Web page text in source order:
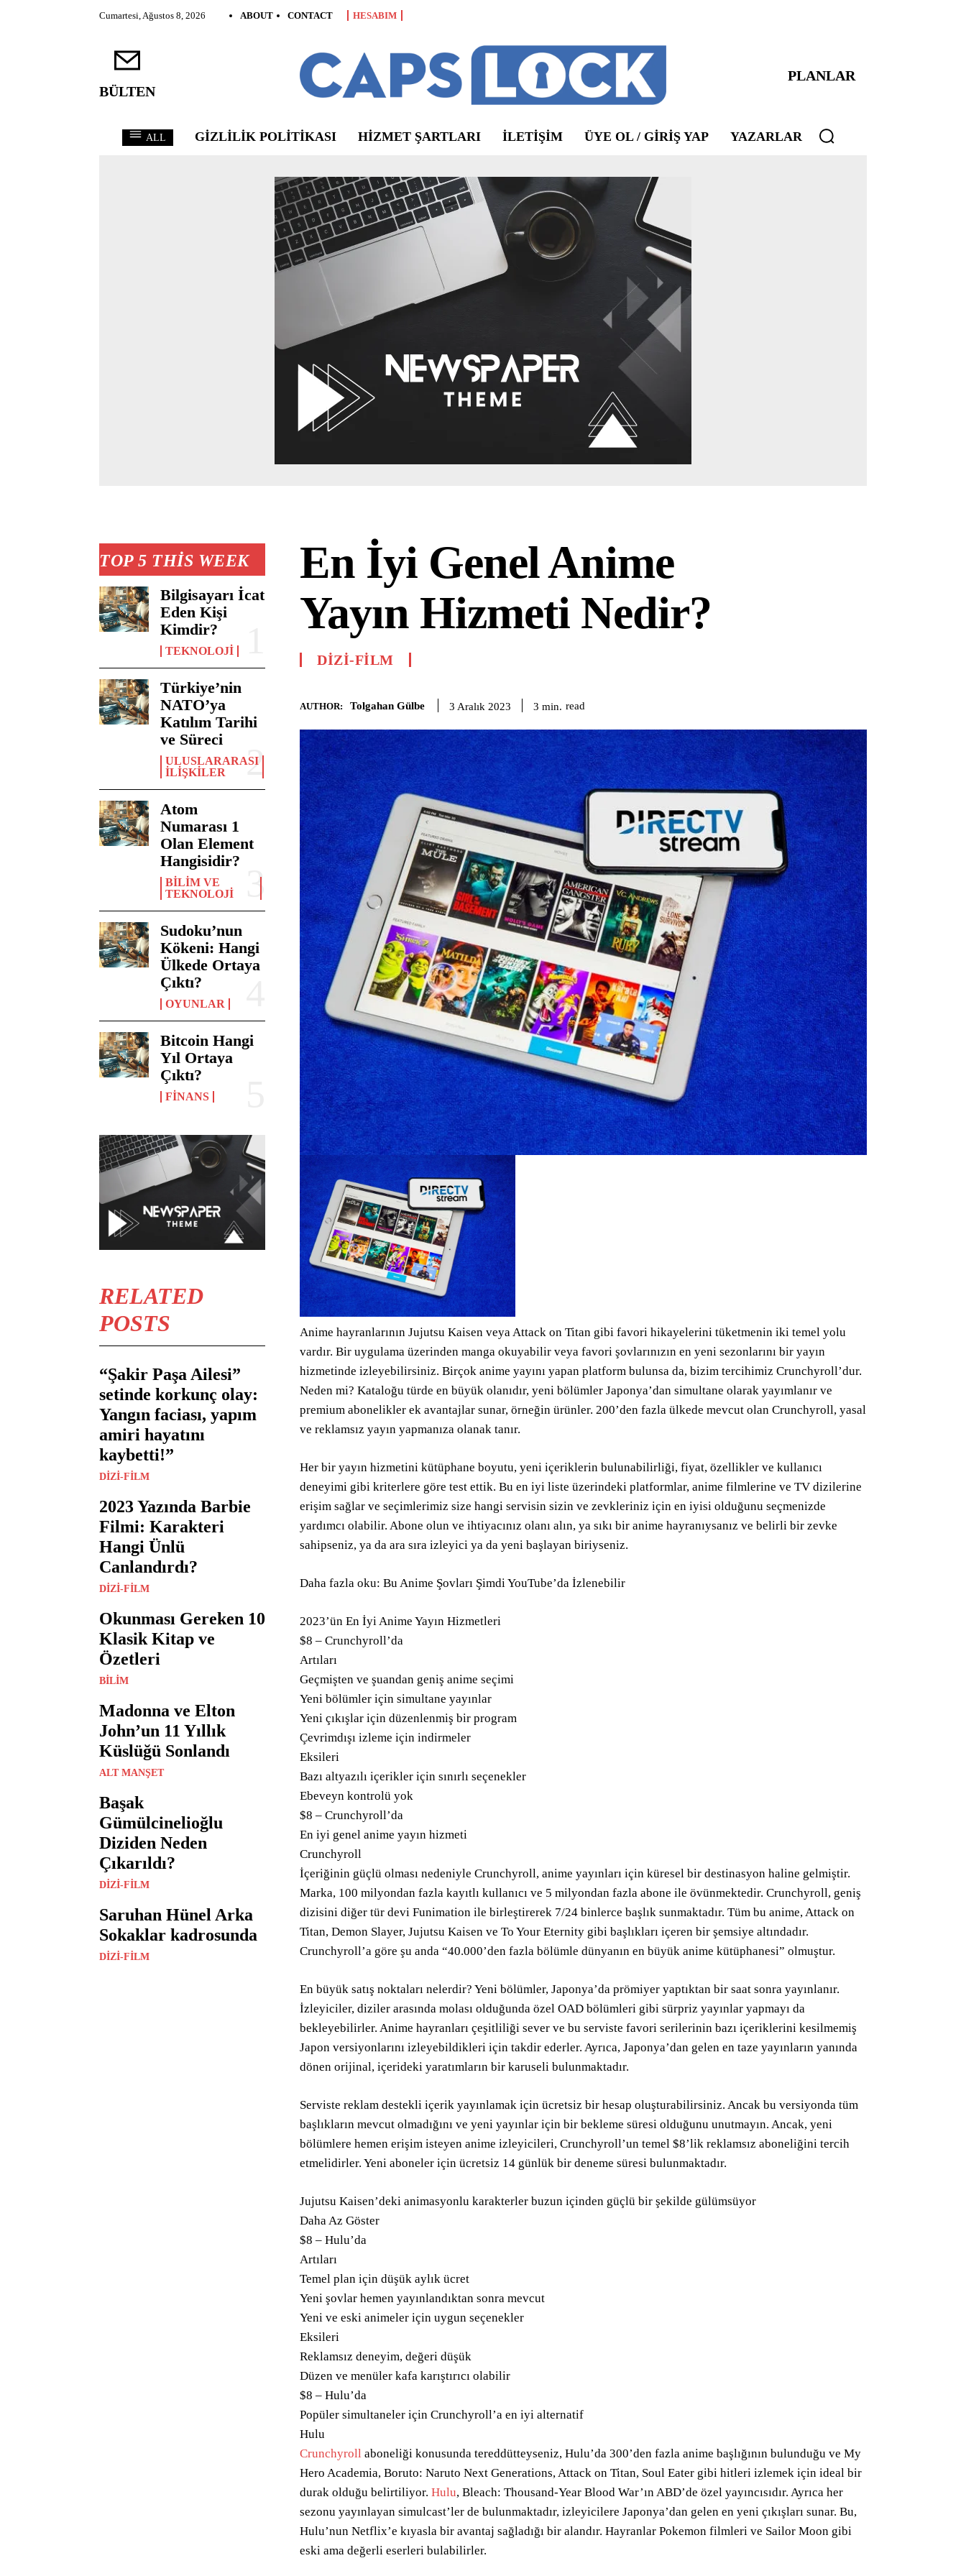
Cumartesi, Ağustos 8, 2026 ABOUT CONTACT HESABIM
BÜLTEN
PLANLAR
ALL GIZLILIK POLITIKASI HIZMET ŞARTLARI ILETIŞIM ÜYE OL / GIRIŞ YAP YAZARLAR
TOP 5 THIS WEEK
Bilgisayarı İcat
Eden Kişi
Kimdir?
TEKNOLOJI
Türkiye’nin
NATO’ya
Katılım Tarihi
ve Süreci
ULUSLARARASI
İLIŞKILER
Atom
Numarası 1
Olan Element
Hangisidir?
BILIM VE
TEKNOLOJI
Sudoku’nun
Kökeni: Hangi
Ülkede Ortaya
Çıktı?
OYUNLAR
Bitcoin Hangi
Yıl Ortaya
Çıktı?
FINANS
RELATED
POSTS
“Şakir Paşa Ailesi”
setinde korkunç olay:
Yangın faciası, yapım
amiri hayatını
kaybetti!”
DIZI-FILM
2023 Yazında Barbie
Filmi: Karakteri
Hangi Ünlü
Canlandırdı?
DIZI-FILM
Okunması Gereken 10
Klasik Kitap ve
Özetleri
BILIM
Madonna ve Elton
John’un 11 Yıllık
Küslüğü Sonlandı
ALT MANŞET
Başak
Gümülcinelioğlu
Diziden Neden
Çıkarıldı?
DIZI-FILM
Saruhan Hünel Arka
Sokaklar kadrosunda
DIZI-FILM
En İyi Genel Anime
Yayın Hizmeti Nedir?
DIZI-FILM
AUTHOR: Tolgahan Gülbe 3 Aralık 2023 3 min. read
Anime hayranlarının Jujutsu Kaisen veya Attack on Titan gibi favori hikayelerini tüketmenin iki temel yolu
vardır. Bir uygulama üzerinden manga okuyabilir veya favori şovlarınızın en yeni sezonlarını bir yayın
hizmetinde izleyebilirsiniz. Birçok anime yayını yapan platform bulunsa da, bizim tercihimiz Crunchyroll’dur.
Neden mi? Kataloğu türde en büyük olanıdır, yeni bölümler Japonya’dan simultane olarak yayımlanır ve
premium abonelikler ek avantajlar sunar, örneğin ürünler. 200’den fazla ülkede mevcut olan Crunchyroll, yasal
ve reklamsız yayın yapmanıza olanak tanır.
Her bir yayın hizmetini kütüphane boyutu, yeni içeriklerin bulunabilirliği, fiyat, özellikler ve kullanıcı
deneyimi gibi kriterlere göre test ettik. Bu en iyi liste üzerindeki platformlar, anime filmlerine ve TV dizilerine
erişim sağlar ve seçimlerimiz size hangi servisin sizin ve zevkleriniz için en iyisi olduğunu seçmenizde
yardımcı olabilir. Abone olun ve ihtiyacınız olanı alın, ya sıkı bir anime hayranıysanız ve belirli bir zevke
sahipseniz, ya da ara sıra izleyici ya da yeni başlayan biriyseniz.
Daha fazla oku: Bu Anime Şovları Şimdi YouTube’da İzlenebilir
2023’ün En İyi Anime Yayın Hizmetleri
$8 – Crunchyroll’da
Artıları
Geçmişten ve şuandan geniş anime seçimi
Yeni bölümler için simultane yayınlar
Yeni çıkışlar için düzenlenmiş bir program
Çevrimdışı izleme için indirmeler
Eksileri
Bazı altyazılı içerikler için sınırlı seçenekler
Ebeveyn kontrolü yok
$8 – Crunchyroll’da
En iyi genel anime yayın hizmeti
Crunchyroll
İçeriğinin güçlü olması nedeniyle Crunchyroll, anime yayınları için küresel bir destinasyon haline gelmiştir.
Marka, 100 milyondan fazla kayıtlı kullanıcı ve 5 milyondan fazla abone ile övünmektedir. Crunchyroll, geniş
dizisini diğer tür devi Funimation ile birleştirerek 7/24 binlerce başlık sunmaktadır. Tüm bu anime, Attack on
Titan, Demon Slayer, Jujutsu Kaisen ve To Your Eternity gibi başlıkları içeren bir şemsiye altındadır.
Crunchyroll’a göre şu anda “40.000’den fazla bölümle dünyanın en büyük anime kütüphanesi” olmuştur.
En büyük satış noktaları nelerdir? Yeni bölümler, Japonya’da prömiyer yaptıktan bir saat sonra yayınlanır.
İzleyiciler, diziler arasında molası olduğunda özel OAD bölümleri gibi sürpriz yayınlar yapmayı da
bekleyebilirler. Anime hayranları çeşitliliği sever ve bu serviste favori serilerinin bazı içeriklerini kesilmemiş
Japon versiyonlarını izleyebildikleri için takdir ederler. Ayrıca, Japonya’dan gelen en taze yayınların yanında
dönen orijinal, içerideki yaratımların bir karuseli bulunmaktadır.
Serviste reklam destekli içerik yayınlamak için ücretsiz bir hesap oluşturabilirsiniz. Ancak bu versiyonda tüm
başlıkların mevcut olmadığını ve yeni yayınlar için bir bekleme süresi olduğunu unutmayın. Ancak, yeni
bölümlere hemen erişim isteyen anime izleyicileri, Crunchyroll’un temel $8’lik reklamsız aboneliğini tercih
etmelidirler. Yeni aboneler için ücretsiz 14 günlük bir deneme süresi bulunmaktadır.
Jujutsu Kaisen’deki animasyonlu karakterler buzun içinden güçlü bir şekilde gülümsüyor
Daha Az Göster
$8 – Hulu’da
Artıları
Temel plan için düşük aylık ücret
Yeni şovlar hemen yayınlandıktan sonra mevcut
Yeni ve eski animeler için uygun seçenekler
Eksileri
Reklamsız deneyim, değeri düşük
Düzen ve menüler kafa karıştırıcı olabilir
$8 – Hulu’da
Popüler simultaneler için Crunchyroll’a en iyi alternatif
Hulu
Crunchyroll aboneliği konusunda tereddütteyseniz, Hulu’da 300’den fazla anime başlığının bulunduğu ve My
Hero Academia, Boruto: Naruto Next Generations, Attack on Titan, Soul Eater gibi hitleri izlemek için ideal bir
durak olduğu belirtiliyor. Hulu, Bleach: Thousand-Year Blood War’ın ABD’de özel yayıncısıdır. Ayrıca her
sezonu yayınlayan simulcast’ler de bulunmaktadır, izleyicilere Japonya’dan gelen en yeni çıkışları sunar. Bu,
Hulu’nun Netflix’e kıyasla bir avantaj sağladığı bir alandır. Hayranlar Pokemon filmleri ve Sailor Moon gibi
eski ama değerli eserleri bulabilirler.